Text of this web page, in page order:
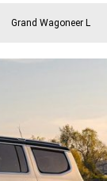
Grand Wagoneer L